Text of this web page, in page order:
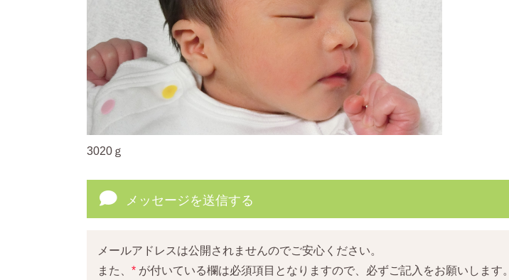
3020ｇ
メッセージを送信する
メールアドレスは公開されませんのでご安心ください。
また、 * が付いている欄は必須項目となりますので、必ずご記入をお願いします。